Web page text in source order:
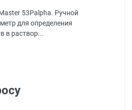
53Palpha. Ручной
для определения
в раствор...